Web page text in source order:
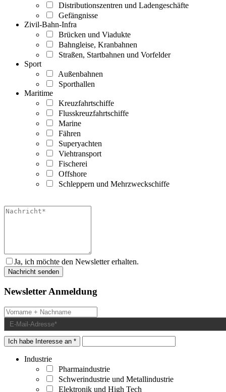
Distributionszentren und Ladengeschäfte
Gefängnisse
Zivil-Bahn-Infra
Brücken und Viadukte
Bahngleise, Kranbahnen
Straßen, Startbahnen und Vorfelder
Sport
Außenbahnen
Sporthallen
Maritime
Kreuzfahrtschiffe
Flusskreuzfahrtschiffe
Marine
Fähren
Superyachten
Viehtransport
Fischerei
Offshore
Schleppern und Mehrzweckschiffe
Ja, ich möchte den Newsletter erhalten.
Newsletter Anmeldung
Ich habe Interesse an *
Industrie
Pharmaindustrie
Schwerindustrie und Metallindustrie
Elektronik und High Tech